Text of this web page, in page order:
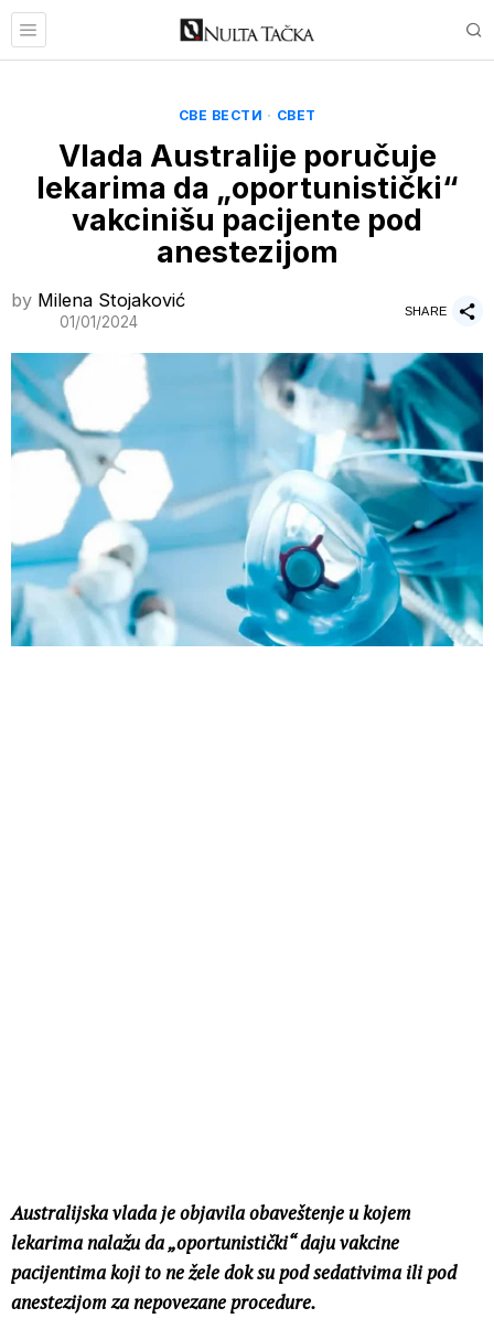
СВЕ ВЕСТИ · СВЕТ
Vlada Australije poručuje
lekarima da „oportunistički“
vakcinišu pacijente pod
anestezijom
by Milena Stojaković
01/01/2024
SHARE
Australijska vlada je objavila obaveštenje u kojem
lekarima nalažu da „oportunistički“ daju vakcine
pacijentima koji to ne žele dok su pod sedativima ili pod
anestezijom za nepovezane procedure.